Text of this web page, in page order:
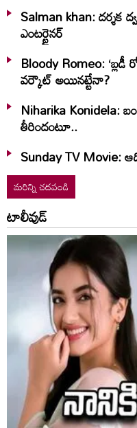
Salman khan:
ఎంటర్టైనర్
Bloody Romeo:
వర్కౌట్ అయినట్టేనా?
Niharika Konidela:
తీరిందంటూ..
Sunday TV Movie:
మరిన్ని చదవండి
టాలీవుడ్